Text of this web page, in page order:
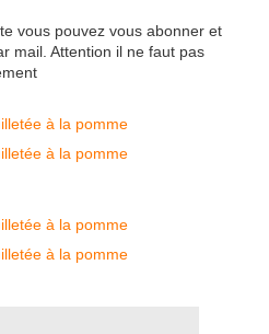
vous pouvez vous abonner et
mail. Attention il ne faut pas